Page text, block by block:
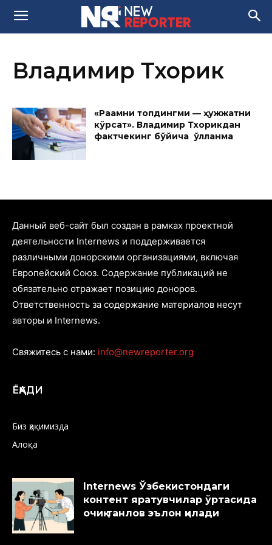
Владимир Тхорик
«Рақамни топдингми — ҳужжатни
кўрсат». Владимир Тхорикдан
фактчекинг бўйича қўлланма
Данный веб-сайт был создан в рамках проектной
деятельности Internews и поддерживается
различными донорскими организациями, включая
Европейский Союз. Содержание публикаций не
обязательно отражает позицию доноров.
Ответственность за содержание материалов несут
авторы и Internews.
Свяжитесь с нами: info@newreporter.org
ЁҚАДИ
Биз ҳақимизда
Алоқа
Internews Ўзбекистондаги
контент яратувчилар ўртасида
очиқ танлов эълон қилади